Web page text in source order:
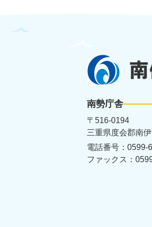
南勢庁舎
〒516-0194
三重県度会郡南
電話番号：0599-
ファックス：